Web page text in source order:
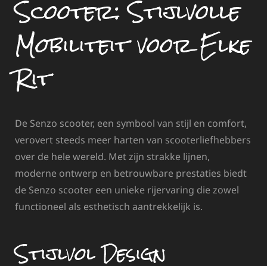
Scooter: Stijlvolle
Mobiliteit voor Elke
Rit
De Senzo scooter, een symbool van stijl en comfort,
verovert steeds meer harten van scooterliefhebbers
over de hele wereld. Met zijn strakke lijnen,
moderne ontwerp en betrouwbare prestaties biedt
de Senzo scooter een unieke rijervaring die zowel
functioneel als esthetisch aantrekkelijk is.
Stijlvol Design